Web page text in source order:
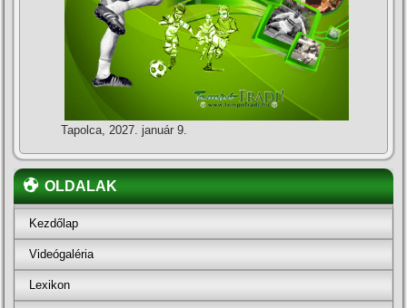
Tapolca, 2027. január 9.
OLDALAK
Kezdőlap
Videógaléria
Lexikon